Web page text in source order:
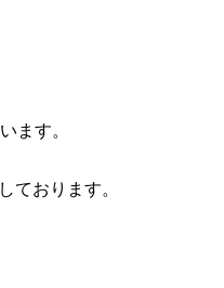
ます。
ております。